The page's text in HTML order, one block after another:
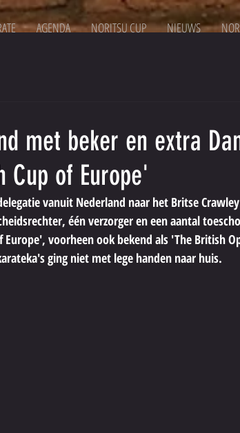
AGENDA NORITSU CUP NIEUWS
met beker en extra
Cup of Europe'
vanuit Nederland naar het Britse
één verzorger en een aantal
voorheen ook bekend als 'The British
ging niet met lege handen naar huis.